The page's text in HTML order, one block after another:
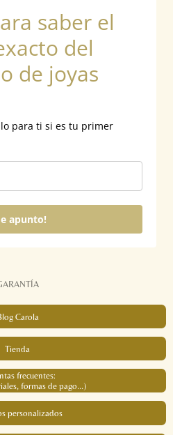
r
m
saber el
del
de joyas
para ti si es tu primer
apunto!
Carola
Tienda
frecuentes:
formas de pago...)
personalizados